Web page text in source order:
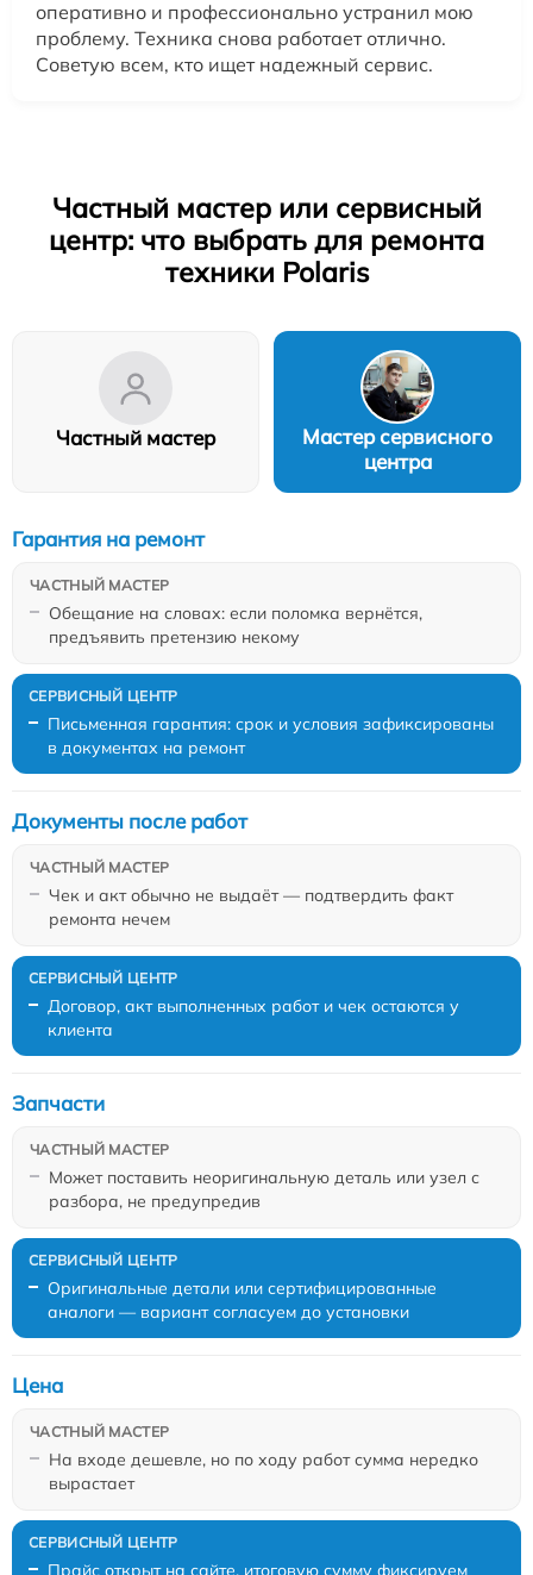
оперативно и профессионально устранил мою
проблему. Техника снова работает отлично.
Советую всем, кто ищет надежный сервис.
Частный мастер или сервисный
центр: что выбрать для ремонта
техники Polaris
Частный мастер
Мастер сервисного
центра
Обещание на словах: если поломка вернётся,
предъявить претензию некому
Гарантия на ремонт
Письменная гарантия: срок и условия зафиксированы
в документах на ремонт
Чек и акт обычно не выдаёт — подтвердить факт
ремонта нечем
Документы после работ
Договор, акт выполненных работ и чек остаются у
клиента
Может поставить неоригинальную деталь или узел с
разбора, не предупредив
Запчасти
Оригинальные детали или сертифицированные
аналоги — вариант согласуем до установки
На входе дешевле, но по ходу работ сумма нередко
вырастает
Цена
Прайс открыт на сайте, итоговую сумму фиксируем